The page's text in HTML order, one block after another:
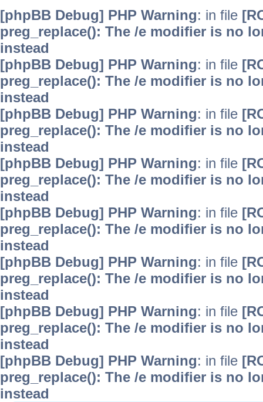
[phpBB Debug] PHP Warning: in file
preg_replace(): The /e modifier is no
instead
[phpBB Debug] PHP Warning: in file
preg_replace(): The /e modifier is no
instead
[phpBB Debug] PHP Warning: in file
preg_replace(): The /e modifier is no
instead
[phpBB Debug] PHP Warning: in file
preg_replace(): The /e modifier is no
instead
[phpBB Debug] PHP Warning: in file
preg_replace(): The /e modifier is no
instead
[phpBB Debug] PHP Warning: in file
preg_replace(): The /e modifier is no
instead
[phpBB Debug] PHP Warning: in file
preg_replace(): The /e modifier is no
instead
[phpBB Debug] PHP Warning: in file
preg_replace(): The /e modifier is no
instead